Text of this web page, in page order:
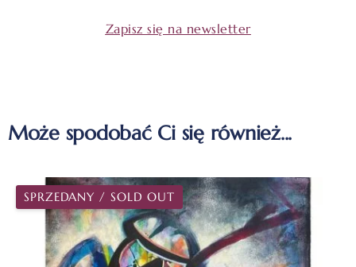
Zapisz się na newsletter